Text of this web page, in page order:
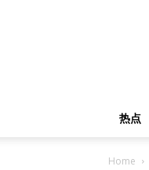
热点
Home